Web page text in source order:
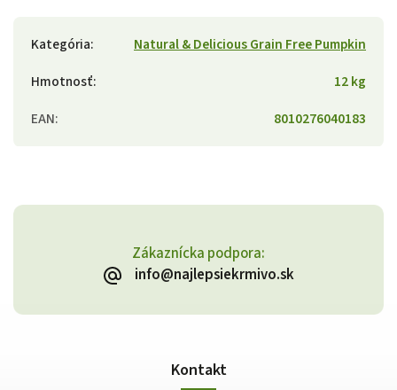
Kategória:
Natural & Delicious Grain Free Pumpkin
Hmotnosť:
12 kg
EAN: 8010276040183
Zákaznícka podpora:
info@najlepsiekrmivo.sk
Kontakt